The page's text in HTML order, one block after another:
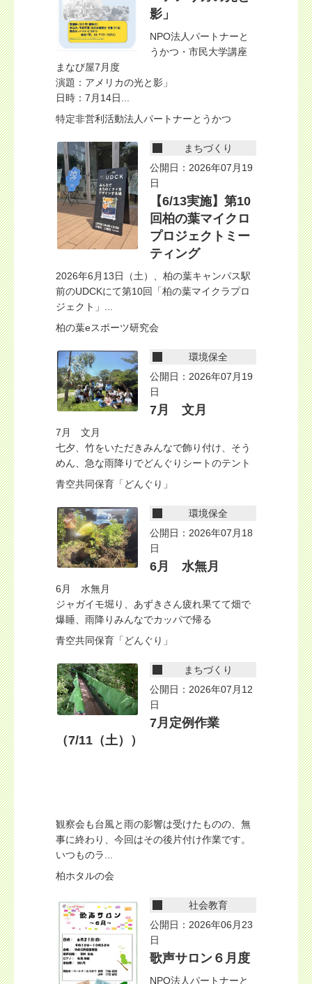
影」
NPO法人パートナーと
うかつ・市民大学講座
まなび屋7月度
演題：アメリカの光と影」
日時：7月14日...
特定非営利活動法人パートナーとうかつ
まちづくり
公開日：2026年07月19
日
【6/13実施】第10
回柏の葉マイクロ
プロジェクトミー
ティング
2026年6月13日（土）、柏の葉キャンパス駅
前のUDCKにて第10回「柏の葉マイクラプロ
ジェクト」...
柏の葉eスポーツ研究会
環境保全
公開日：2026年07月19
日
7月 文月
7月 文月
七夕、竹をいただきみんなで飾り付け、そう
めん、急な雨降りでどんぐりシートのテント
青空共同保育「どんぐり」
環境保全
公開日：2026年07月18
日
6月 水無月
6月 水無月
ジャガイモ堀り、あずきさん疲れ果てて畑で
爆睡、雨降りみんなでカッパで帰る
青空共同保育「どんぐり」
まちづくり
公開日：2026年07月12
日
7月定例作業
（7/11（土））
観察会も台風と雨の影響は受けたものの、無
事に終わり、今回はその後片付け作業です。
いつものラ...
柏ホタルの会
社会教育
公開日：2026年06月23
日
歌声サロン６月度
NPO法人パートナーと